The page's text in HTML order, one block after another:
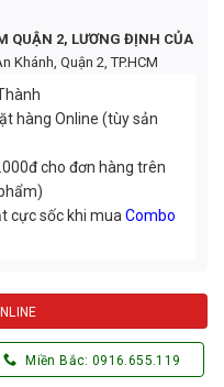
QUẬN 2, LƯƠNG ĐỊNH CỦA
Khánh, Quận 2, TP.HCM
hàng Online (tùy sản
cho đơn hàng trên
cực sốc khi muaCombo
Miền Bắc: 0916.655.119